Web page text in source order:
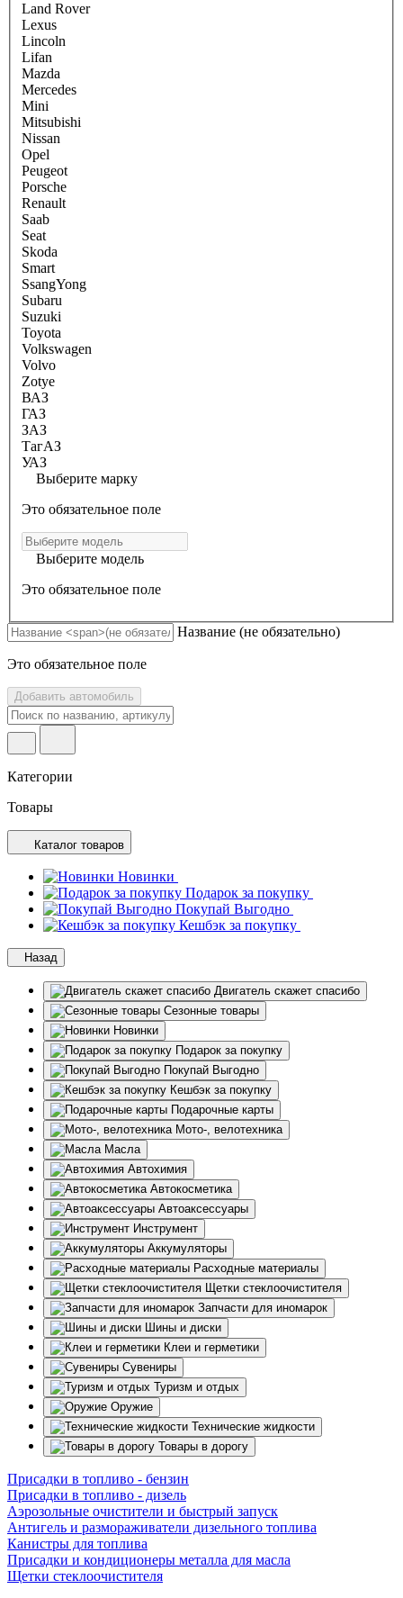
Land Rover
Lexus
Lincoln
Lifan
Mazda
Mercedes
Mini
Mitsubishi
Nissan
Opel
Peugeot
Porsche
Renault
Saab
Seat
Skoda
Smart
SsangYong
Subaru
Suzuki
Toyota
Volkswagen
Volvo
Zotye
ВАЗ
ГАЗ
ЗАЗ
ТагАЗ
УАЗ
Выберите марку
Это обязательное поле
Выберите модель
Это обязательное поле
Название (не обязательно)
Это обязательное поле
Добавить автомобиль
Категории
Товары
Каталог товаров
Новинки
Подарок за покупку
Покупай Выгодно
Кешбэк за покупку
Назад
Двигатель скажет спасибо
Сезонные товары
Новинки
Подарок за покупку
Покупай Выгодно
Кешбэк за покупку
Подарочные карты
Мото-, велотехника
Масла
Автохимия
Автокосметика
Автоаксессуары
Инструмент
Аккумуляторы
Расходные материалы
Щетки стеклоочистителя
Запчасти для иномарок
Шины и диски
Клеи и герметики
Сувениры
Туризм и отдых
Оружие
Технические жидкости
Товары в дорогу
Присадки в топливо - бензин
Присадки в топливо - дизель
Аэрозольные очистители и быстрый запуск
Антигель и размораживатели дизельного топлива
Канистры для топлива
Присадки и кондиционеры металла для масла
Щетки стеклоочистителя